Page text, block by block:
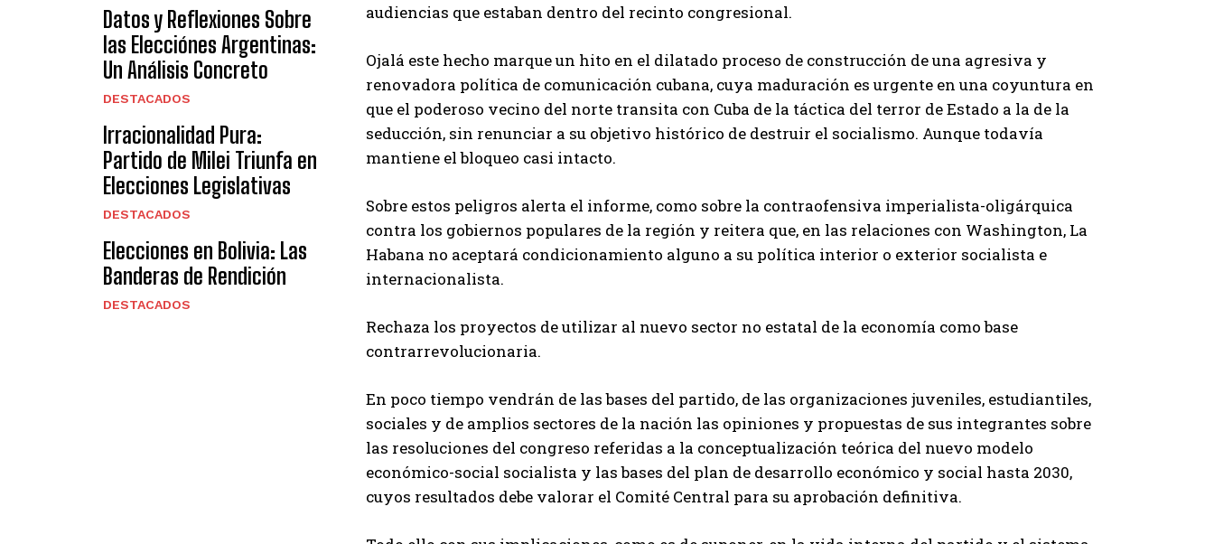
Datos y Reflexiones Sobre
las Elecciónes Argentinas:
Un Análisis Concreto
DESTACADOS
Irracionalidad Pura:
Partido de Milei Triunfa en
Elecciones Legislativas
DESTACADOS
Elecciones en Bolivia: Las
Banderas de Rendición
DESTACADOS
audiencias que estaban dentro del recinto congresional.
Ojalá este hecho marque un hito en el dilatado proceso de construcción de una agresiva y
renovadora política de comunicación cubana, cuya maduración es urgente en una coyuntura en
que el poderoso vecino del norte transita con Cuba de la táctica del terror de Estado a la de la
seducción, sin renunciar a su objetivo histórico de destruir el socialismo. Aunque todavía
mantiene el bloqueo casi intacto.
Sobre estos peligros alerta el informe, como sobre la contraofensiva imperialista-oligárquica
contra los gobiernos populares de la región y reitera que, en las relaciones con Washington, La
Habana no aceptará condicionamiento alguno a su política interior o exterior socialista e
internacionalista.
Rechaza los proyectos de utilizar al nuevo sector no estatal de la economía como base
contrarrevolucionaria.
En poco tiempo vendrán de las bases del partido, de las organizaciones juveniles, estudiantiles,
sociales y de amplios sectores de la nación las opiniones y propuestas de sus integrantes sobre
las resoluciones del congreso referidas a la conceptualización teórica del nuevo modelo
económico-social socialista y las bases del plan de desarrollo económico y social hasta 2030,
cuyos resultados debe valorar el Comité Central para su aprobación definitiva.